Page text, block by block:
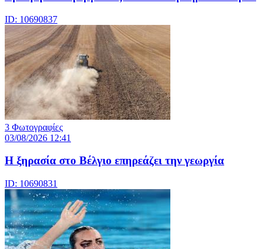
ID: 10690837
3 Φωτογραφίες
03/08/2026 12:41
Η ξηρασία στο Βέλγιο επηρεάζει την γεωργία
ID: 10690831